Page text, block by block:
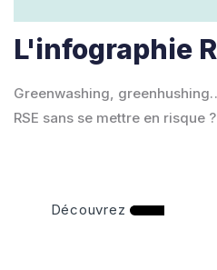
L'infographie
Greenwashing,
RSE sans se mettre en risque ?
Découvrez